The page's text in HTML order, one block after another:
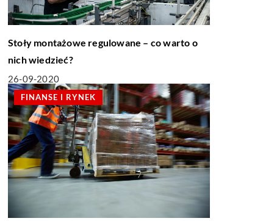
Stoły montażowe regulowane – co warto o
nich wiedzieć?
26-09-2020
FINANSE I RYNEK